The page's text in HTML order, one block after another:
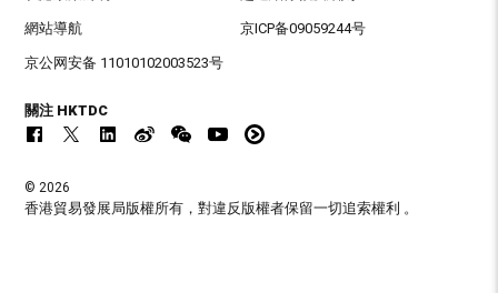
網站導航 京ICP备09059244号
京公网安备 11010102003523号
關注 HKTDC
© 2026
香港貿易發展局版權所有，對違反版權者保留一切追索權利 。